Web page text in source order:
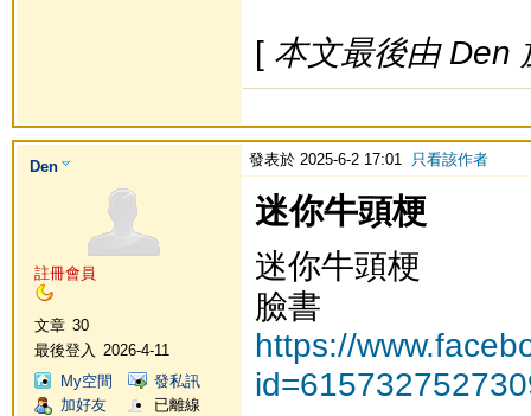
[本文最後由 Den
Den
註冊會員
文章 30
最後登入
2026-4-11
My空間
發私訊
加好友
已離線
發表於 2025-6-2 17:01 只看該作者
迷你牛頭梗
迷你牛頭梗
臉書
https://